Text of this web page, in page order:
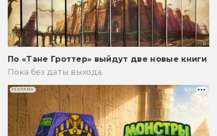
По «Тане Гроттер» выйдут две новые книги
Пока без даты выхода.
РЕКЛАМА